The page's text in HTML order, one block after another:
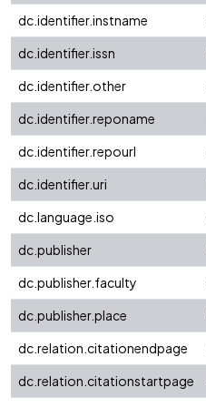
dc.identifier.instname
dc.identifier.issn
dc.identifier.other
dc.identifier.reponame
dc.identifier.repourl
dc.identifier.uri
dc.language.iso
dc.publisher
dc.publisher.faculty
dc.publisher.place
dc.relation.citationendpage
dc.relation.citationstartpage